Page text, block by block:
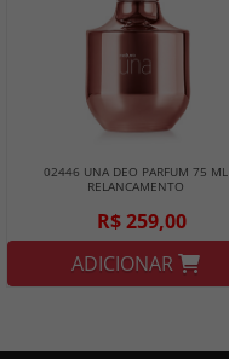
02446 UNA DEO PARFUM 75 ML
RELANCAMENTO
R$ 259,00
ADICIONAR